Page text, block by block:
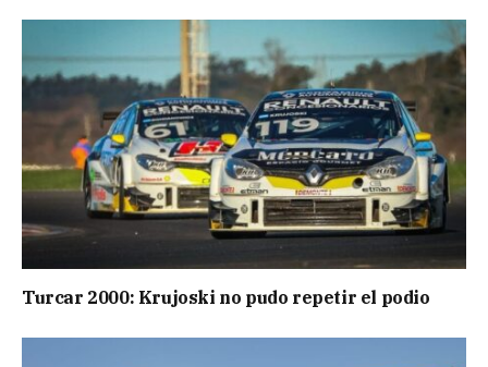
Turcar 2000: Krujoski no pudo repetir el podio